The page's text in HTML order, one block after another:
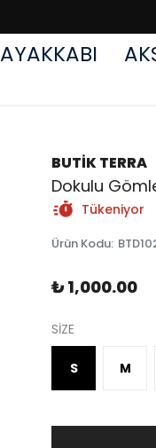
AYAKKABI
BUTİK TERRA
Dokulu
Tükeniyor
Ürün Kodu:
₺ 1,000.00
SİZE
S M